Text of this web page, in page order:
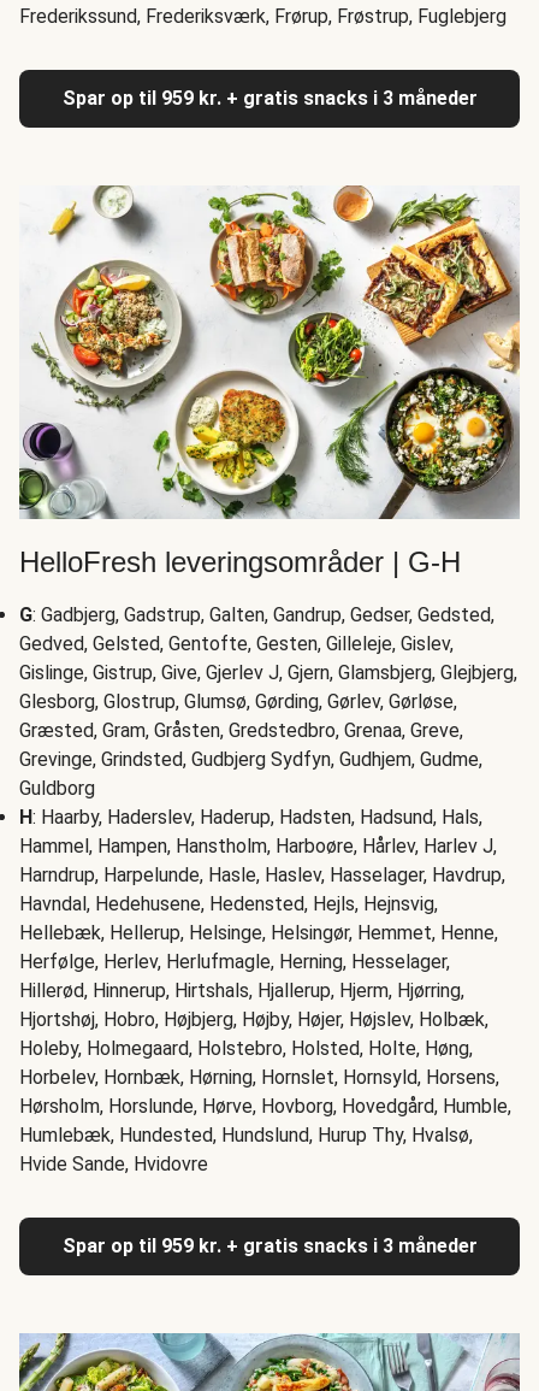
Frederikssund, Frederiksværk, Frørup, Frøstrup, Fuglebjerg
Spar op til 959 kr. + gratis snacks i 3 måneder
HelloFresh leveringsområder | G-H
G: Gadbjerg, Gadstrup, Galten, Gandrup, Gedser, Gedsted,
Gedved, Gelsted, Gentofte, Gesten, Gilleleje, Gislev,
Gislinge, Gistrup, Give, Gjerlev J, Gjern, Glamsbjerg, Glejbjerg,
Glesborg, Glostrup, Glumsø, Gørding, Gørlev, Gørløse,
Græsted, Gram, Gråsten, Gredstedbro, Grenaa, Greve,
Grevinge, Grindsted, Gudbjerg Sydfyn, Gudhjem, Gudme,
Guldborg
H: Haarby, Haderslev, Haderup, Hadsten, Hadsund, Hals,
Hammel, Hampen, Hanstholm, Harboøre, Hårlev, Harlev J,
Harndrup, Harpelunde, Hasle, Haslev, Hasselager, Havdrup,
Havndal, Hedehusene, Hedensted, Hejls, Hejnsvig,
Hellebæk, Hellerup, Helsinge, Helsingør, Hemmet, Henne,
Herfølge, Herlev, Herlufmagle, Herning, Hesselager,
Hillerød, Hinnerup, Hirtshals, Hjallerup, Hjerm, Hjørring,
Hjortshøj, Hobro, Højbjerg, Højby, Højer, Højslev, Holbæk,
Holeby, Holmegaard, Holstebro, Holsted, Holte, Høng,
Horbelev, Hornbæk, Hørning, Hornslet, Hornsyld, Horsens,
Hørsholm, Horslunde, Hørve, Hovborg, Hovedgård, Humble,
Humlebæk, Hundested, Hundslund, Hurup Thy, Hvalsø,
Hvide Sande, Hvidovre
Spar op til 959 kr. + gratis snacks i 3 måneder